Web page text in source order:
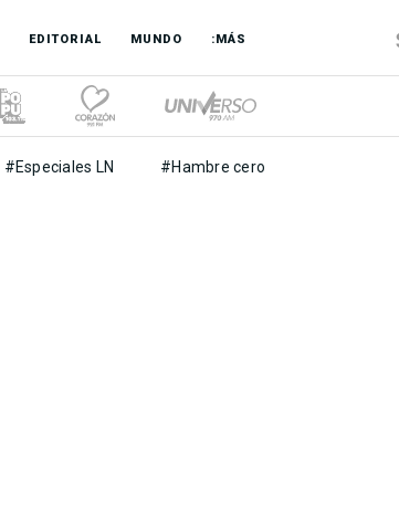
EDITORIAL MUNDO :MÁS
#Especiales LN #Hambre cero